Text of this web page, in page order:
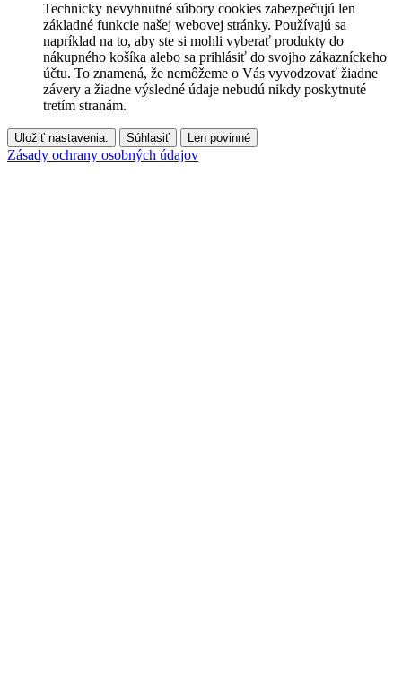
Technicky nevyhnutné súbory cookies zabezpečujú len
základné funkcie našej webovej stránky. Používajú sa
napríklad na to, aby ste si mohli vyberať produkty do
nákupného košíka alebo sa prihlásiť do svojho zákazníckeho
účtu. To znamená, že nemôžeme o Vás vyvodzovať žiadne
závery a žiadne výsledné údaje nebudú nikdy poskytnuté
tretím stranám.
Uložiť nastavenia. Súhlasiť Len povinné
Zásady ochrany osobných údajov